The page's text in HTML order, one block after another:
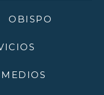
OBISPO
MEDIOS